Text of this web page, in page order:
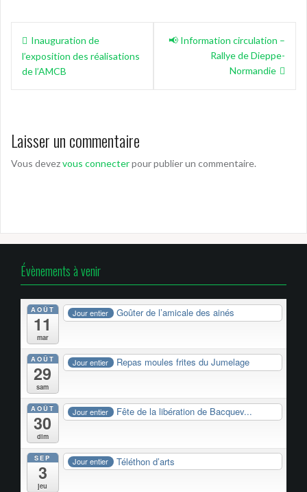
Navigation
de
l’article
Inauguration de
l’exposition des réalisations
de l’AMCB
📢 Information circulation –
Rallye de Dieppe-
Normandie
Laisser un commentaire
Vous devezvous connecterpour publier un commentaire.
Évènements à venir
AOÛT
11
mar
Jour entier Goûter de l’amicale des ainés
AOÛT
29
sam
Jour entier Repas moules frites du Jumelage
AOÛT
30
dim
Jour entier Fête de la libération de Bacquev...
SEP
3
jeu
Jour entier Téléthon d’arts